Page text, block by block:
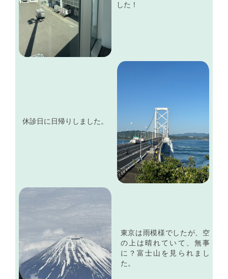
した！
休診日に日帰りしました。
東京は雨模様でしたが、空
の上は晴れていて、無事
に？富士山を見られまし
た。